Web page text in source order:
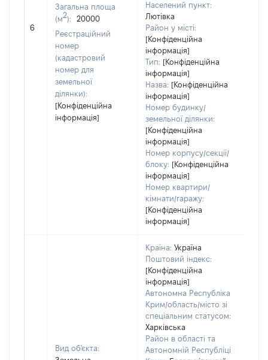
6
Загальна площа
(м2):
20000
Реєстраційний
номер
(кадастровий
номер для
земельної
ділянки):
[Конфіденційна
інформація]
Населений пункт:
Лютівка
Район у місті:
[Конфіденційна
інформація]
Тип: [Конфіденційна
інформація]
Назва: [Конфіденційна
інформація]
Номер будинку/
земельної ділянки:
[Конфіденційна
інформація]
Номер корпусу/секції/
блоку: [Конфіденційна
інформація]
Номер квартири/
кімнати/гаражу:
[Конфіденційна
інформація]
Вид об'єкта:
Країна: Україна
Поштовий індекс:
[Конфіденційна
інформація]
Автономна Республіка
Крим/область/місто зі
спеціальним статусом:
Харківська
Район в області та
Автономній Республіці